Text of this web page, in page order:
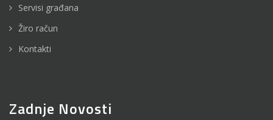
Servisi građana
Žiro račun
Kontakti
Zadnje Novosti